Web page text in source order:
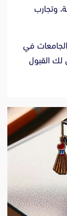
وتجارب
في
لك القبول